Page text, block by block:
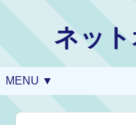
ネッ
MENU ▼